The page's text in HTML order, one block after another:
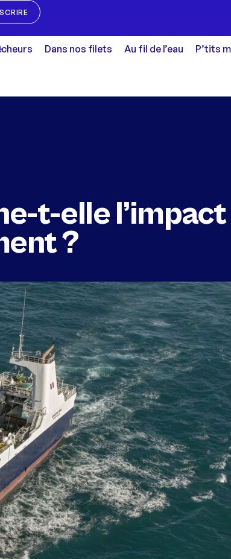
Dans nos filets Au fil de l’eau P’tits
t-elle l’impact
?